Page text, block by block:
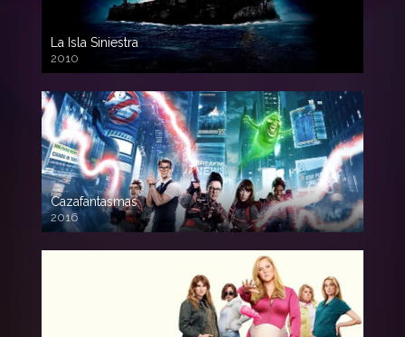
La Isla Siniestra
2010
720p HD
Cazafantasmas
2016
720p HD